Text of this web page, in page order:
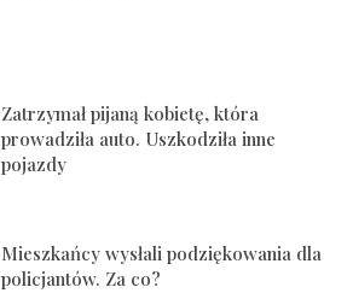
Zatrzymał pijaną kobietę, która
prowadziła auto. Uszkodziła inne
pojazdy
Mieszkańcy wysłali podziękowania dla
policjantów. Za co?